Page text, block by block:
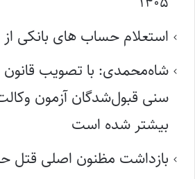
استعلام حساب های بانکی
شاه‌محمدی: با تصویب قانون
بیشتر شده است
بازداشت مظنون اصلی قتل